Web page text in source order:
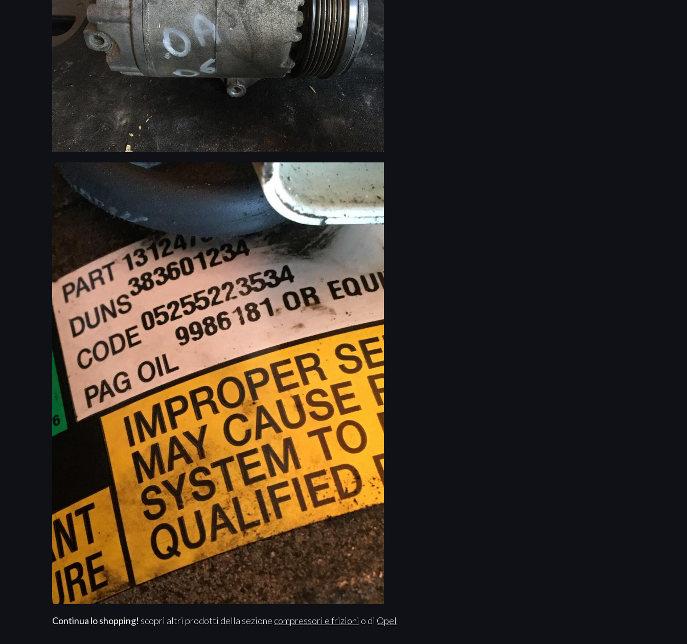
Continua lo shopping! scopri altri prodotti della sezione compressori e frizioni o di Opel